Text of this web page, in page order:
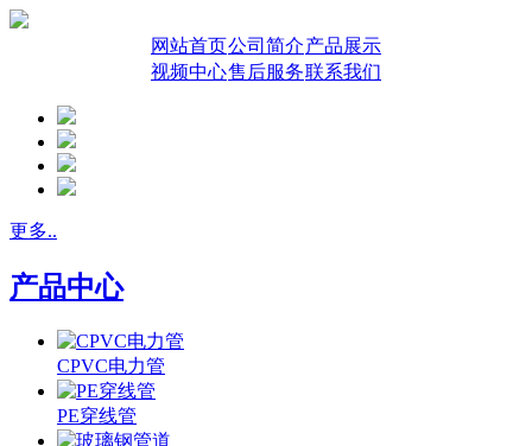
网站首页公司简介产品展示
视频中心售后服务联系我们
更多..
产品中心
CPVC电力管
PE穿线管